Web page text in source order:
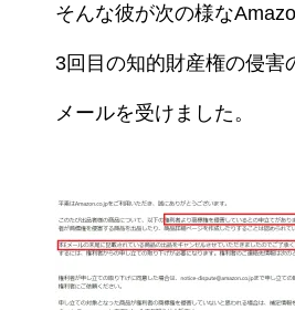
そんな彼が次の様な
3回目の知的財産権の侵害
メールを受けました。